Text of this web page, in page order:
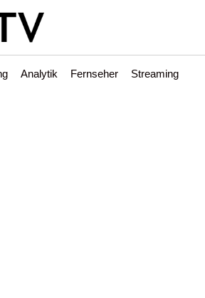
Analytik Fernseher Streaming